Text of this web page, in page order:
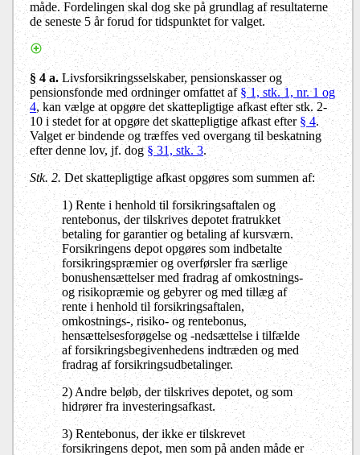
måde. Fordelingen skal dog ske på grundlag af resultaterne
de seneste 5 år forud for tidspunktet for valget.
§ 4 a.Livsforsikringsselskaber, pensionskasser og
pensionsfonde med ordninger omfattet af§ 1, stk. 1, nr. 1 og
4, kan vælge at opgøre det skattepligtige afkast efter stk. 2-
10 i stedet for at opgøre det skattepligtige afkast efter § 4.
Valget er bindende og træffes ved overgang til beskatning
efter denne lov, jf. dog§ 31, stk. 3.
Stk. 2. Det skattepligtige afkast opgøres som summen af:
1) Rente i henhold til forsikringsaftalen og
rentebonus, der tilskrives depotet fratrukket
betaling for garantier og betaling af kursværn.
Forsikringens depot opgøres som indbetalte
forsikringspræmier og overførsler fra særlige
bonushensættelser med fradrag af omkostnings-
og risikopræmie og gebyrer og med tillæg af
rente i henhold til forsikringsaftalen,
omkostnings-, risiko- og rentebonus,
hensættelsesforøgelse og -nedsættelse i tilfælde
af forsikringsbegivenhedens indtræden og med
fradrag af forsikringsudbetalinger.
2) Andre beløb, der tilskrives depotet, og som
hidrører fra investeringsafkast.
3) Rentebonus, der ikke er tilskrevet
forsikringens depot, men som på anden måde er